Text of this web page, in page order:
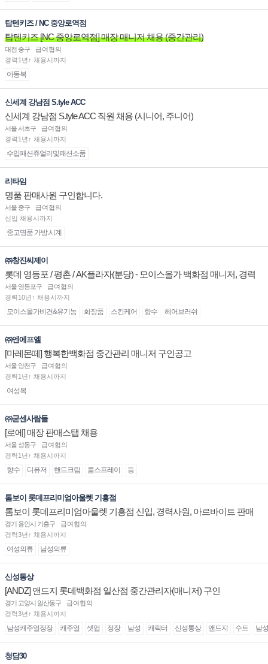
탑텐키즈 / NC 중앙로역점
탑텐키즈 [NC 중앙로역점] 매장 매니저 채용 (중간관리)
대전 중구
급여협의
경력1년↑ 채용시까지
아동복
신세계 강남점 S.tyle ACC
신세계 강남점 S.tyle ACC 직원 채용 (시니어, 주니어)
서울 서초구
급여협의
경력1년↑ 채용시까지
수입패션쥬얼리및패션소품
리타임
명품 판매사원 구인합니다.
서울 중구
급여협의
신입 채용시까지
중고명품 가방.시계
㈜창진씨제이
롯데 영등포 / 평촌 / AK플라자(분당) - 모이스올가 백화점 매니저, 경력
및 신입 판매직 채용
서울 영등포구
급여협의
경력10년↑ 채용시까지
모이스올가비건&유기농 화장품 스킨케어 향수 헤어브러쉬
㈜엔에프엘
[마레몬떼] 행복한백화점 중간관리 매니저 구인공고
서울 양천구
급여협의
경력1년↑ 채용시까지
여성복
㈜굳센사람들
[로에] 매장 판매스탭 채용
서울 성동구
급여협의
경력1년↑ 채용시까지
향수 디퓨저 핸드크림 룸스프레이 등
톰보이 롯데프리미엄아울렛 기흥점
톰보이 롯데프리미엄아울렛 기흥점 신입, 경력사원, 아르바이트 판매
직 구인합니다.
경기 용인시 기흥구
급여협의
경력3년↑ 채용시까지
여성의류 남성의류
신성통상
[ANDZ] 앤드지 롯데백화점 일산점 중간관리자(매니저) 구인
경기 고양시 일산동구
급여협의
경력3년↑ 채용시까지
남성캐주얼정장 캐주얼 셋업 정장 남성 캐릭터 신성통상 앤드지 수트 남
청담30